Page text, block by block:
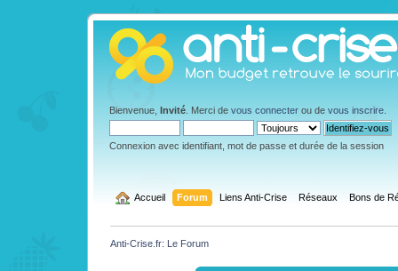
Bienvenue, Invité . Merci de vous connecter ou de vous inscrire
Connexion avec identifiant, mot de passe et durée de la session
Accueil Forum Liens Anti-Crise Réseaux Bons de
Anti-Crise.fr: Le Forum